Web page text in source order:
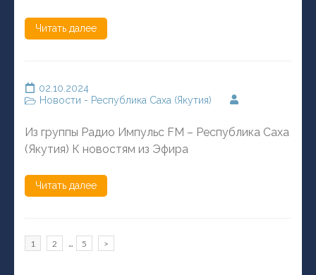
Читать далее
02.10.2024
Новости - Республика Саха (Якутия)
Из группы Радио Импульс FM – Республика Саха
(Якутия) К новостям из Эфира
Читать далее
Пагинация
Страница
1 Страница
2 … Страница
5 >